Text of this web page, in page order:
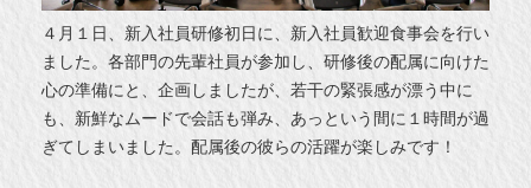
４月１日、新入社員研修初日に、新入社員歓迎食事会を行い
ました。各部門の先輩社員が参加し、研修後の配属に向けた
心の準備にと、企画しましたが、若干の緊張感が漂う中に
も、新鮮なムードで会話も弾み、あっという間に１時間が過
ぎてしまいました。配属後の彼らの活躍が楽しみです！